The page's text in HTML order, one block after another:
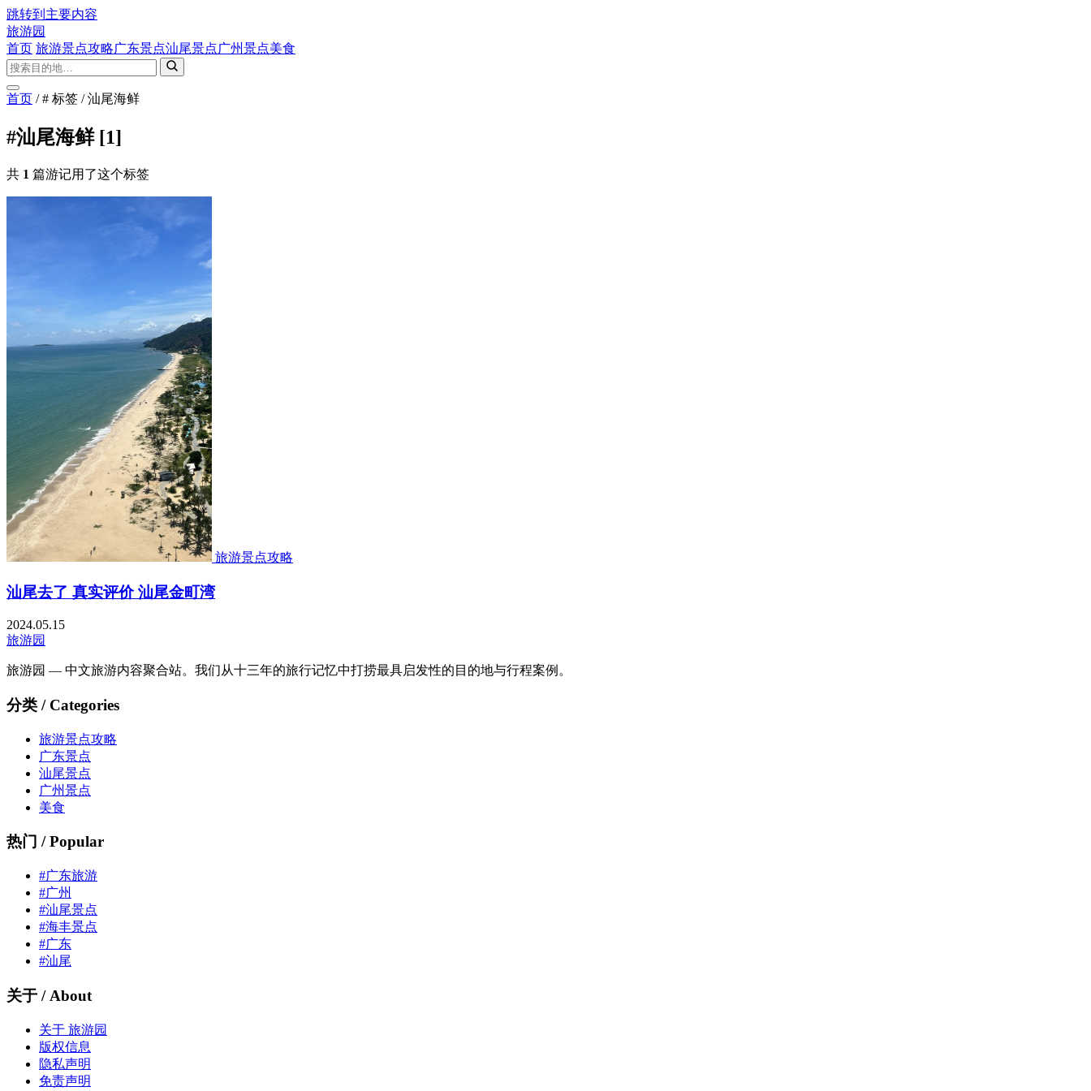
跳转到主要内容
旅游园
首页 旅游景点攻略广东景点汕尾景点广州景点美食
首页 / # 标签 / 汕尾海鲜
#汕尾海鲜 [1]
共 1 篇游记用了这个标签
旅游景点攻略
汕尾去了 真实评价 汕尾金町湾
2024.05.15
旅游园
旅游园 — 中文旅游内容聚合站。我们从十三年的旅行记忆中打捞最具启发性的目的地与行程案例。
分类 / Categories
旅游景点攻略
广东景点
汕尾景点
广州景点
美食
热门 / Popular
#广东旅游
#广州
#汕尾景点
#海丰景点
#广东
#汕尾
关于 / About
关于 旅游园
版权信息
隐私声明
免责声明